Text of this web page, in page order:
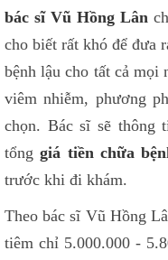
bác sĩ Vũ Hồng Lân
cho biết rất khó để đưa
bệnh lậu cho tất cả mọi
viêm nhiễm, phương
chọn. Bác sĩ sẽ thông
tổnggiá tiền chữa
trước khi đi khám.
Theo bác sĩ Vũ Hồng
tiêm chỉ 5.000.000 -